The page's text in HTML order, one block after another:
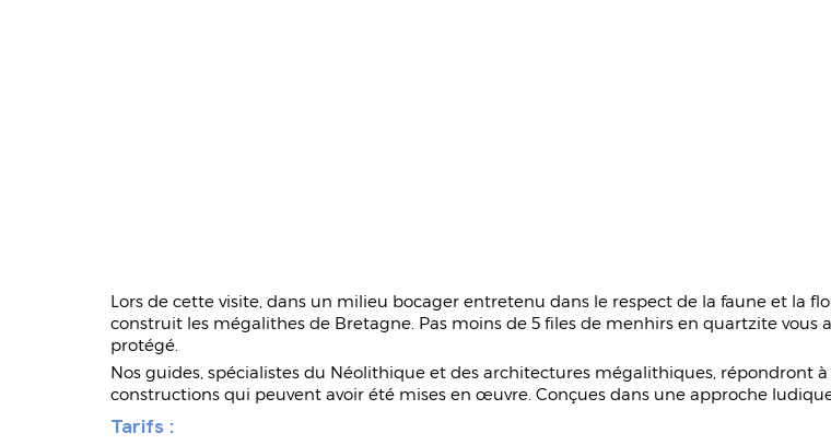
Lors de cette visite, dans un milieu bocager entretenu dans le respect de la faune et la
construit les mégalithes de Bretagne. Pas moins de 5 files de menhirs en quartzite
protégé.
Nos guides, spécialistes du Néolithique et des architectures mégalithiques, répondront
constructions qui peuvent avoir été mises en œuvre. Conçues dans une approche
Tarifs :